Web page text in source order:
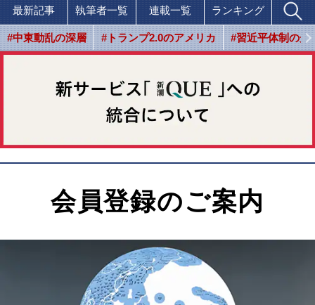
最新記事 執筆者一覧 連載一覧 ランキング
#中東動乱の深層 #トランプ2.0のアメリカ #習近平体制の光
会員登録のご案内